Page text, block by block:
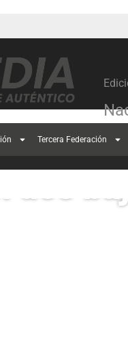
Tercera Federación
dos